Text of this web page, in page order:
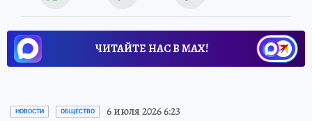
ЧИТАЙТЕ НАС В МАХ!
НОВОСТИ ОБЩЕСТВО 6 июля 2026 6:23